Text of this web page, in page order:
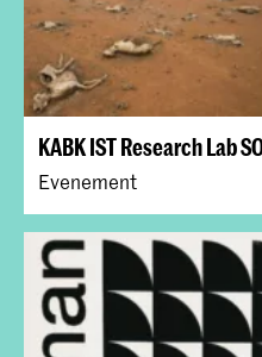
KABK IST Research Lab
Evenement